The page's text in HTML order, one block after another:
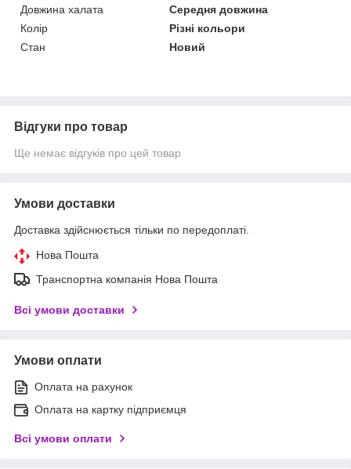
Довжина халата
Середня довжина
Колір
Різні кольори
Стан
Новий
Відгуки про товар
Ще немає відгуків про цей товар
Умови доставки
Доставка здійснюється тільки по передоплаті.
Нова Пошта
Транспортна компанія Нова Пошта
Всі умови доставки
Умови оплати
Оплата на рахунок
Оплата на картку підприємця
Всі умови оплати